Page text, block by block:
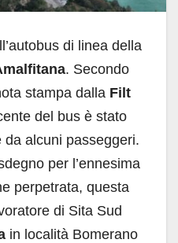
di linea della
. Secondo
stampa dalla Filt
del bus è stato
alcuni passeggeri.
per l’ennesima
perpetrata, questa
di Sita Sud
in località Bomerano